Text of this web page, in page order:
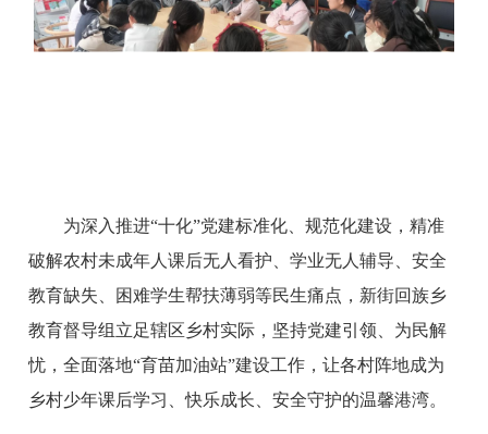
为深入推进“十化”党建标准化、规范化建设，精准
破解农村未成年人课后无人看护、学业无人辅导、安全
教育缺失、困难学生帮扶薄弱等民生痛点，新街回族乡
教育督导组立足辖区乡村实际，坚持党建引领、为民解
忧，全面落地“育苗加油站”建设工作，让各村阵地成为
乡村少年课后学习、快乐成长、安全守护的温馨港湾。